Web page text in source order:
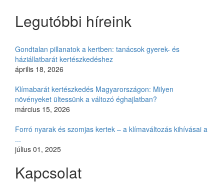
Legutóbbi híreink
Gondtalan pillanatok a kertben: tanácsok gyerek- és
háziállatbarát kertészkedéshez
április 18, 2026
Klímabarát kertészkedés Magyarországon: Milyen
növényeket ültessünk a változó éghajlatban?
március 15, 2026
Forró nyarak és szomjas kertek – a klímaváltozás kihívásai a
...
július 01, 2025
Kapcsolat